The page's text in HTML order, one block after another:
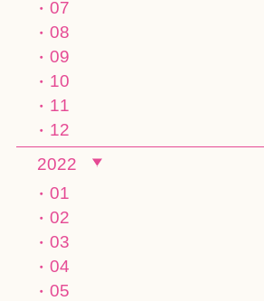
07
08
09
10
11
12
2022
01
02
03
04
05